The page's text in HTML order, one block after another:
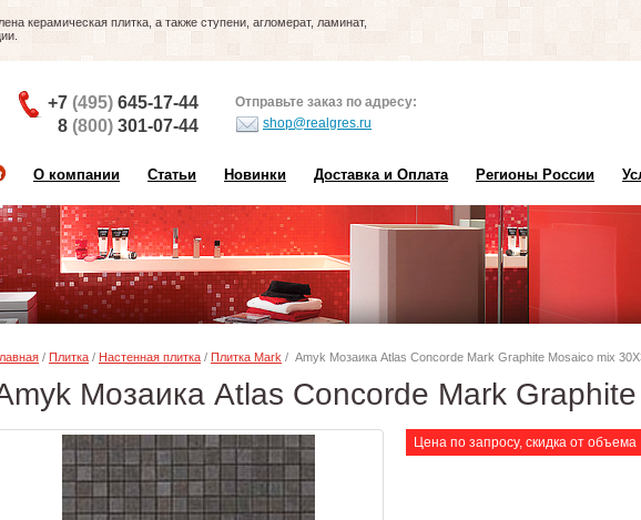
керамическая плитка, а также ступени, агломерат, ламинат,
+7 (495) 645-17-44
8 (800) 301-07-44
Отправьте заказ по адресу:
shop@realgres.ru
О компании Статьи Новинки Доставка и Оплата Регионы России
/ Плитка / Настенная плитка / Плитка Mark / Amyk Мозаика Atlas Concorde Mark Graphite Mosaico mix
Мозаика Atlas Concorde Mark
Цена по запросу, скидка от объема